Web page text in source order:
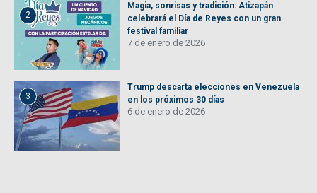
2
Magia, sonrisas y tradición: Atizapán
celebrará el Día de Reyes con un gran
festival familiar
7 de enero de 2026
3
Trump descarta elecciones en Venezuela
en los próximos 30 días
6 de enero de 2026